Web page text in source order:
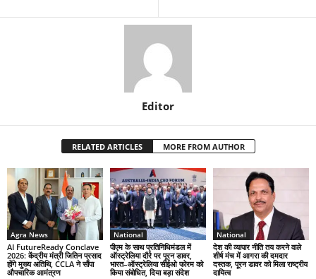
Editor
RELATED ARTICLES MORE FROM AUTHOR
Agra News
AI FutureReady Conclave
2026: केंद्रीय मंत्री जितिन प्रसाद
होंगे मुख्य अतिथि, CCLA ने सौंपा
औपचारिक आमंत्रण
National
पीएम के साथ प्रतिनिधिमंडल में
ऑस्ट्रेलिया दौरे पर पूरन डावर,
भारत–ऑस्ट्रेलिया सीईओ फोरम को
किया संबोधित, दिया बड़ा संदेश
National
देश की व्यापार नीति तय करने वाले
शीर्ष मंच में आगरा की दमदार
दस्तक, पूरन डावर को मिला राष्ट्रीय
दायित्व